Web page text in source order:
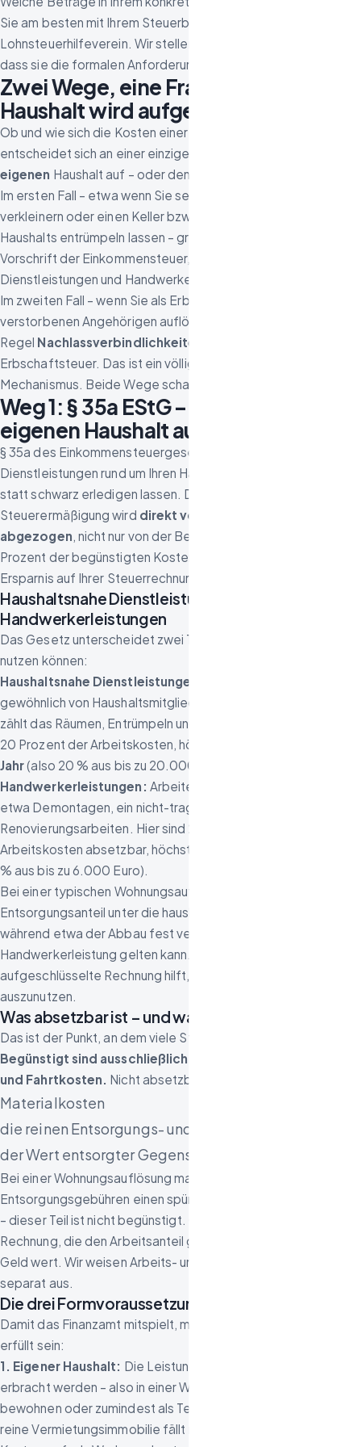
Sie am besten mit Ihrem Steuerberater oder einem
Lohnsteuerhilfeverein. Wir stellen Ihnen die Rechnung so aus,
dass sie die formalen Anforderungen erfüllt.
Zwei Wege, eine Frage: Wessen
Haushalt wird aufgelöst?
Ob und wie sich die Kosten einer Auflösung absetzen lassen,
entscheidet sich an einer einzigen Frage: Lösen Sie Ihren
eigenen Haushalt auf – oder den eines
Im ersten Fall – etwa wenn Sie selbst umziehen, sich
verkleinern oder einen Keller bzw. Dachboden Ihres eigenen
Haushalts entrümpeln lassen – greift
Vorschrift der Einkommensteuer, die haushaltsnahe
Dienstleistungen und Handwerkerleistungen begünstigt.
Im zweiten Fall – wenn Sie als Erbe die Wohnung eines
verstorbenen Angehörigen auflösen – sind die Kosten in der
Regel Nachlassverbindlichkeiten
Erbschaftsteuer. Das ist ein völlig anderer steuerlicher
Mechanismus. Beide Wege schauen wir uns nacheinander an.
Weg 1: § 35a EStG – wenn Sie Ihren
eigenen Haushalt auflösen
§ 35a des Einkommensteuergesetzes belohnt es, wenn Sie
Dienstleistungen rund um Ihren Haushalt von Fachbetrieben
statt schwarz erledigen lassen. Der Clou: Die
Steuerermäßigung wird direkt von Ihrer Steuerschuld
abgezogen, nicht nur von der Bemessungsgrundlage. 20
Prozent der begünstigten Kosten landen also unmittelbar als
Ersparnis auf Ihrer Steuerrechnung.
Haushaltsnahe Dienstleistungen vs.
Handwerkerleistungen
Das Gesetz unterscheidet zwei Töpfe, die Sie nebeneinander
nutzen können:
Haushaltsnahe Dienstleistungen:
gewöhnlich von Haushaltsmitgliedern erledigt werden – dazu
zählt das Räumen, Entrümpeln und Reinigen. Begünstigt sind
20 Prozent der Arbeitskosten, höchstens
Jahr(also 20 % aus bis zu 20.000 Euro Arbeitskosten).
Handwerkerleistungen: Arbeiten an der Wohnung selbst –
etwa Demontagen, ein nicht-tragender
Renovierungsarbeiten. Hier sind 20 Prozent der
Arbeitskosten absetzbar, höchstens
% aus bis zu 6.000 Euro).
Bei einer typischen Wohnungsauflösung fällt der Räum- und
Entsorgungsanteil unter die haushaltsnahen Dienstleistungen,
während etwa der Abbau fest verbauter Einbauten als
Handwerkerleistung gelten kann. Eine sauber
aufgeschlüsselte Rechnung hilft, beide Töpfe optimal
auszunutzen.
Was absetzbar ist – und was nicht
Das ist der Punkt, an dem viele Steuererklärungen scheitern:
Begünstigt sind ausschließlich die Arbeits-, Maschinen-
und Fahrtkosten. Nicht absetzbar sind:
Materialkosten
die reinen Entsorgungs- und Deponiegebühren
der Wert entsorgter Gegenstände
Bei einer Wohnungsauflösung machen die
Entsorgungsgebühren einen spürbaren Teil der Rechnung aus
– dieser Teil ist nicht begünstigt. Genau deshalb ist eine
Rechnung, die den Arbeitsanteil getrennt ausweist, bares
Geld wert. Wir weisen Arbeits- und Fahrtkosten auf Wunsch
separat aus.
Die drei Formvoraussetzungen
Damit das Finanzamt mitspielt, müssen drei Bedingungen
erfüllt sein:
1. Eigener Haushalt: Die Leistung muss in Ihrem Haushalt
erbracht werden – also in einer Wohnung, die Sie selbst
bewohnen oder zumindest als Teil Ihres Haushalts gilt. Eine
reine Vermietungsimmobilie fällt nicht darunter (dort sind die